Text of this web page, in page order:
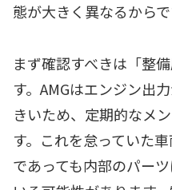
態が大きく異なるからで
まず確認すべきは「整
す。AMGはエンジン出
きいため、定期的なメ
す。これを怠っていた
であっても内部のパー